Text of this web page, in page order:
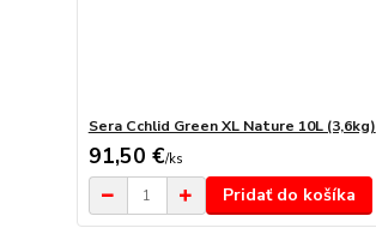
Sera Cchlid Green XL Nature 10L (3,6kg)
91,50 €/ks
Pridať do košíka